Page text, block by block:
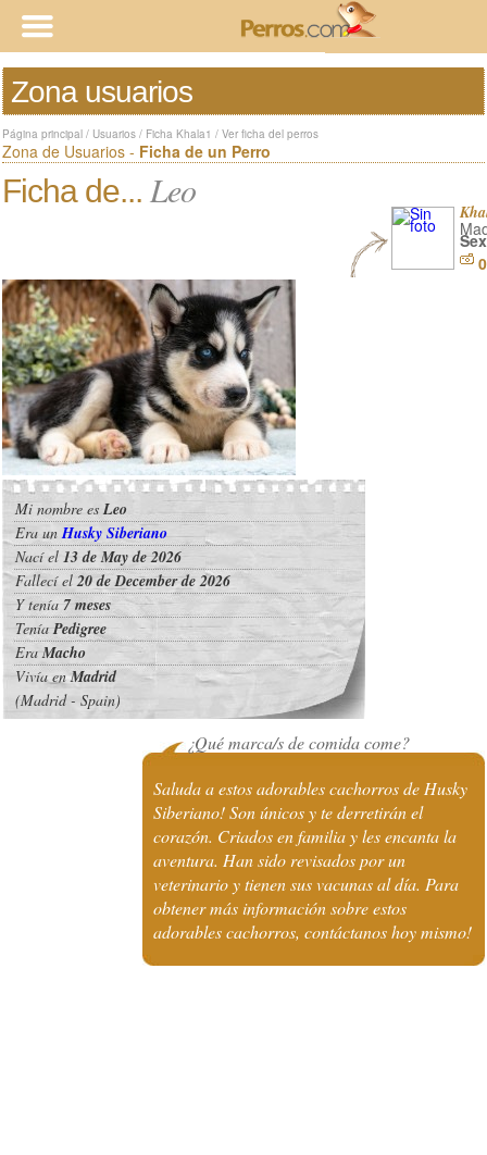
Zona usuarios
Página principal / Usuarios / Ficha Khala1 / Ver ficha del perros
Zona de Usuarios - Ficha de un Perro
Ficha de... Leo
Mi nombre esLeo
Era unHusky Siberiano
Nací el 13 de May de 2026
Fallecí el20 de December de 2026
Y tenía 7 meses
TeníaPedigree
EraMacho
Vivía enMadrid
(Madrid - Spain)
¿Qué marca/s de comida come?
Saluda a estos adorables cachorros de Husky
Siberiano! Son únicos y te derretirán el
corazón. Criados en familia y les encanta la
aventura. Han sido revisados por un
veterinario y tienen sus vacunas al día. Para
obtener más información sobre estos
adorables cachorros, contáctanos hoy mismo!